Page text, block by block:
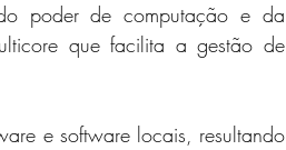
poder de computação e da
que facilita a gestão de
e software locais, resultando